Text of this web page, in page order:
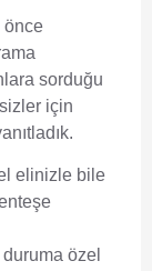
önce
sorduğu
için
elinizle bile
özel